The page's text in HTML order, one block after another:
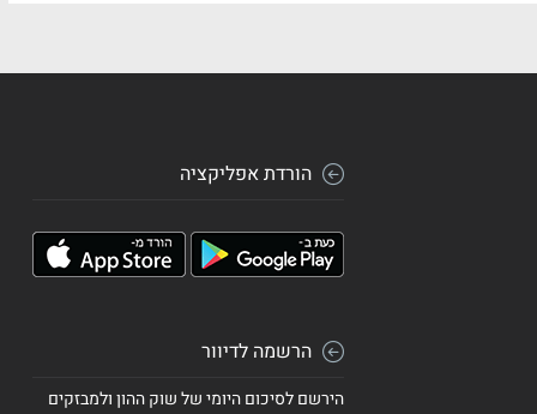
הורדת אפליקציה
הרשמה לדיוור
הירשם לסיכום היומי של שוק ההון ולמבזקים